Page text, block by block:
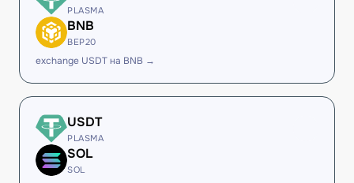
PLASMA
BNB
BEP20
exchange USDT на BNB →
USDT
PLASMA
SOL
SOL